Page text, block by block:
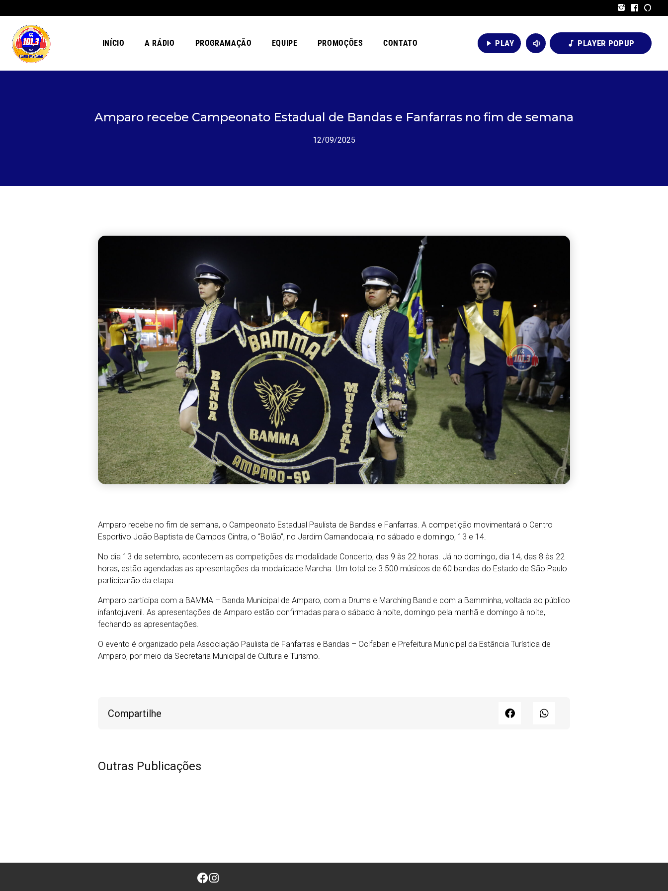
INÍCIO A RÁDIO PROGRAMAÇÃO EQUIPE PROMOÇÕES CONTATO play_arrow PLAY volume_down music_note PLAYER POPUP
Amparo recebe Campeonato Estadual de Bandas e Fanfarras no fim de semana
12/09/2025
Amparo recebe no fim de semana, o Campeonato Estadual Paulista de Bandas e Fanfarras. A competição movimentará o Centro
Esportivo João Baptista de Campos Cintra, o “Bolão”, no Jardim Camandocaia, no sábado e domingo, 13 e 14.
No dia 13 de setembro, acontecem as competições da modalidade Concerto, das 9 às 22 horas. Já no domingo, dia 14, das 8 às 22
horas, estão agendadas as apresentações da modalidade Marcha. Um total de 3.500 músicos de 60 bandas do Estado de São Paulo
participarão da etapa.
Amparo participa com a BAMMA – Banda Municipal de Amparo, com a Drums e Marching Band e com a Bamminha, voltada ao público
infantojuvenil. As apresentações de Amparo estão confirmadas para o sábado à noite, domingo pela manhã e domingo à noite,
fechando as apresentações.
O evento é organizado pela Associação Paulista de Fanfarras e Bandas – Ocifaban e Prefeitura Municipal da Estância Turística de
Amparo, por meio da Secretaria Municipal de Cultura e Turismo.
Compartilhe
Outras Publicações